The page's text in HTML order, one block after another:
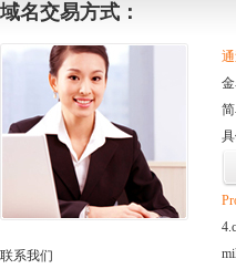
域名交易方式：
联系我们